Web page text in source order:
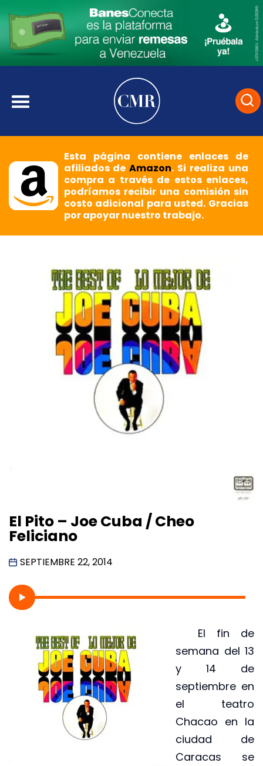
Esta página contiene enlaces de
afiliados deAmazon. Si realiza una
compra a través de estos enlaces,
podríamos recibir una comisión sin
costo adicional para usted. Gracias
por apoyar nuestro trabajo.
El Pito – Joe Cuba / Cheo
Feliciano
SEPTIEMBRE 22, 2014
El fin de
semana del 13
y 14 de
septiembre en
el teatro
Chacao en la
ciudad de
Caracas se